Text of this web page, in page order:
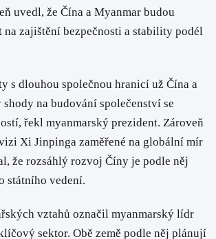
uvedl, že Čína a Myanmar budou
na zajištění bezpečnosti a stability podél
s dlouhou společnou hranicí už Čína a
na budování společenství se
řekl myanmarský prezident. Zároveň
Xi Jinpinga zaměřené na globální mír
že rozsáhlý rozvoj Číny je podle něj
státního vedení.
vztahů označil myanmarský lídr
sektor. Obě země podle něj plánují